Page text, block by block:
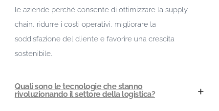
le aziende perché consente di ottimizzare la supply
chain, ridurre i costi operativi, migliorare la
soddisfazione del cliente e favorire una crescita
sostenibile.
Quali sono le tecnologie che stanno
rivoluzionando il settore della logistica?